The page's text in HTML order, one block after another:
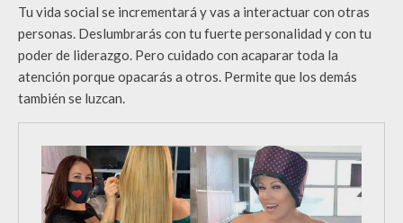
Tu vida social se incrementará y vas a interactuar con otras
personas. Deslumbrarás con tu fuerte personalidad y con tu
poder de liderazgo. Pero cuidado con acaparar toda la
atención porque opacarás a otros. Permite que los demás
también se luzcan.